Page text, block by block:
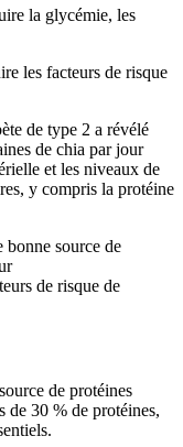
la glycémie, les
les facteurs de risque
de type 2 a révélé
de chia par jour
et les niveaux de
y compris la protéine
bonne source de
de risque de
de protéines
de 30 % de protéines,